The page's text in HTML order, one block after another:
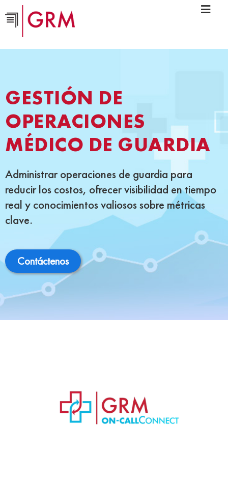
GESTIÓN DE
OPERACIONES
MÉDICO DE GUARDIA
Administrar operaciones de guardia para
reducir los costos, ofrecer visibilidad en tiempo
real y conocimientos valiosos sobre métricas
clave.
Contáctenos